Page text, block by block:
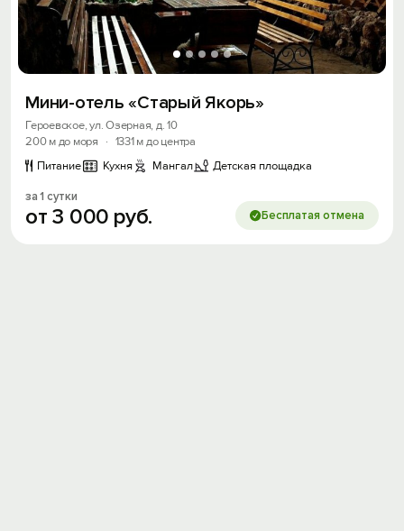
Мини-отель «Старый Якорь»
Героевское, ул. Озерная, д. 10
200 м до моря
· 1331 м до центра
Питание
Кухня Мангал Детская площадка
за 1 сутки
от3 000 руб. Бесплатая отмена